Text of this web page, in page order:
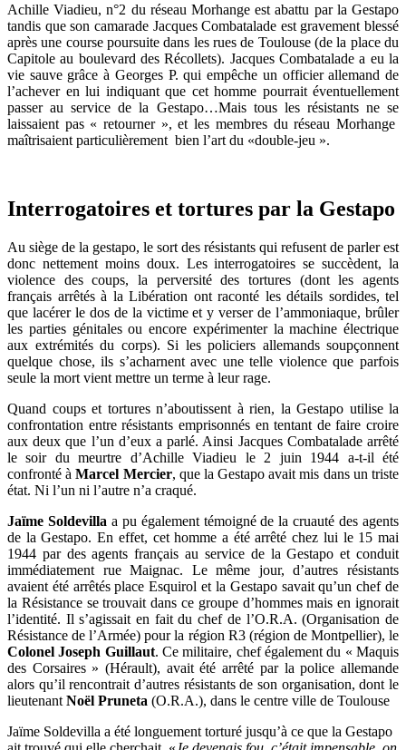
Achille Viadieu, n°2 du réseau Morhange est abattu par la Gestapo
tandis que son camarade Jacques Combatalade est gravement blessé
après une course poursuite dans les rues de Toulouse (de la place du
Capitole au boulevard des Récollets). Jacques Combatalade a eu la
vie sauve grâce à Georges P. qui empêche un officier allemand de
l’achever en lui indiquant que cet homme pourrait éventuellement
passer au service de la Gestapo…Mais tous les résistants ne se
laissaient pas « retourner », et les membres du réseau Morhange
maîtrisaient particulièrement bien l’art du «double-jeu ».
Interrogatoires et tortures par la Gestapo
Au siège de la gestapo, le sort des résistants qui refusent de parler est
donc nettement moins doux. Les interrogatoires se succèdent, la
violence des coups, la perversité des tortures (dont les agents
français arrêtés à la Libération ont raconté les détails sordides, tel
que lacérer le dos de la victime et y verser de l’ammoniaque, brûler
les parties génitales ou encore expérimenter la machine électrique
aux extrémités du corps). Si les policiers allemands soupçonnent
quelque chose, ils s’acharnent avec une telle violence que parfois
seule la mort vient mettre un terme à leur rage.
Quand coups et tortures n’aboutissent à rien, la Gestapo utilise la
confrontation entre résistants emprisonnés en tentant de faire croire
aux deux que l’un d’eux a parlé. Ainsi Jacques Combatalade arrêté
le soir du meurtre d’Achille Viadieu le 2 juin 1944 a-t-il été
confronté àMarcel Mercier, que la Gestapo avait mis dans un triste
état. Ni l’un ni l’autre n’a craqué.
Jaïme Soldevilla a pu également témoigné de la cruauté des agents
de la Gestapo. En effet, cet homme a été arrêté chez lui le 15 mai
1944 par des agents français au service de la Gestapo et conduit
immédiatement rue Maignac. Le même jour, d’autres résistants
avaient été arrêtés place Esquirol et la Gestapo savait qu’un chef de
la Résistance se trouvait dans ce groupe d’hommes mais en ignorait
l’identité. Il s’agissait en fait du chef de l’O.R.A. (Organisation de
Résistance de l’Armée) pour la région R3 (région de Montpellier), le
Colonel Joseph Guillaut. Ce militaire, chef également du « Maquis
des Corsaires » (Hérault), avait été arrêté par la police allemande
alors qu’il rencontrait d’autres résistants de son organisation, dont le
lieutenant Noël Pruneta (O.R.A.), dans le centre ville de Toulouse
Jaïme Soldevilla a été longuement torturé jusqu’à ce que la Gestapo